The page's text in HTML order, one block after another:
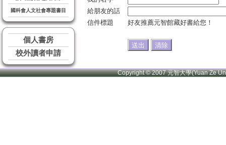
國科會人文社會專題書目
個人書房
校外讀者申請
給朋友的話
信件標題
好友推薦元智館藏好書給您！
Copyright © 2007 元智大學(Yuan Ze